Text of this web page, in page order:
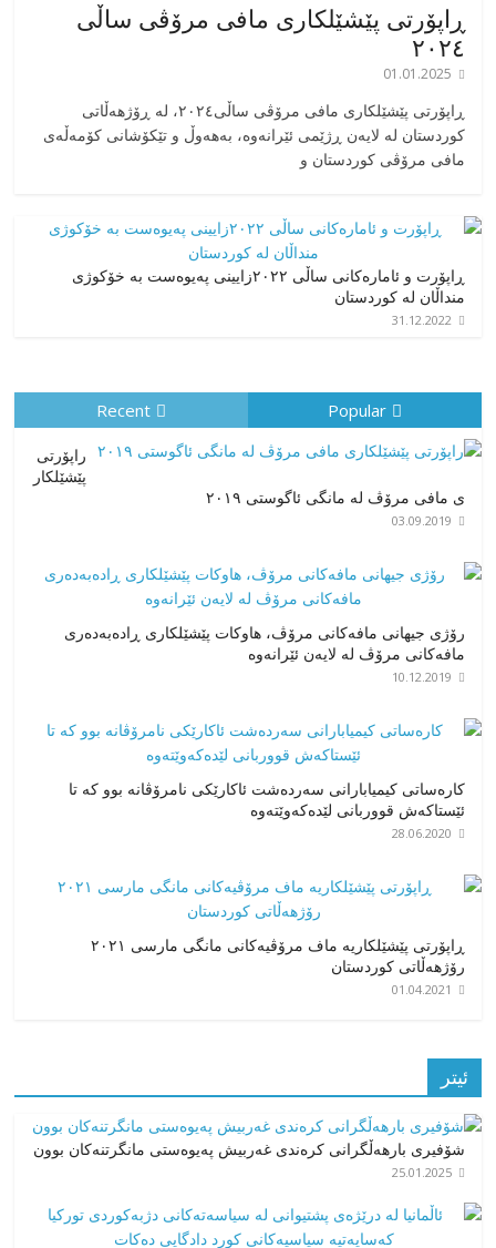
ڕاپۆرتی پێشێلکاری مافی مرۆڤی ساڵی
٢٠٢٤
01.01.2025
‎ڕاپۆرتی پێشێلکاری مافی مرۆڤی ساڵی٢٠٢٤، له ڕۆژهەڵاتی
کوردستان له لایەن ڕژێمی ئێرانەوە، بە‎هەوڵ و تێکۆشانی کۆمەڵەی
مافی مرۆڤی کوردستان و
ڕاپۆرت و ئامارەکانی ساڵی ٢٠٢٢زایینی پەیوەست بە خۆکوژی
منداڵان لە کوردستان
31.12.2022
Popular
Recent
راپۆرتی
پێشێلكار
ی مافی مرۆڤ له‌ مانگی ئاگوستی ٢٠١٩
03.09.2019
رۆژی جیهانی مافەکانی مرۆڤ، هاوکات پێشێلکاری ڕادەبەدەری
مافەکانی مرۆڤ لە لایەن ئێرانەوە
10.12.2019
کارەساتی کیمیابارانی سەردەشت ئاکارێکی نامرۆڤانە بوو کە تا
ئێستاکەش قووربانی لێدەکەوێتەوە
28.06.2020
ڕاپۆرتی پێشێلکاریە ماف مرۆڤیەکانی مانگی مارسی ٢٠٢١
رۆژهەڵاتی کوردستان
01.04.2021
ئیتر
شۆفیری بارهەڵگرانی کرەندی غەربیش پەیوەستی مانگرتنەکان بوون
25.01.2025